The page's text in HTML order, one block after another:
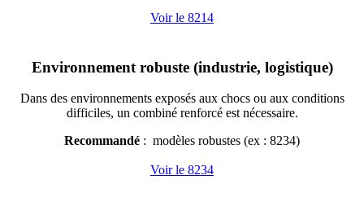
Voir le 8214
Environnement robuste (industrie, logistique)
Dans des environnements exposés aux chocs ou aux conditions
difficiles, un combiné renforcé est nécessaire.
Recommandé : modèles robustes (ex : 8234)
Voir le 8234